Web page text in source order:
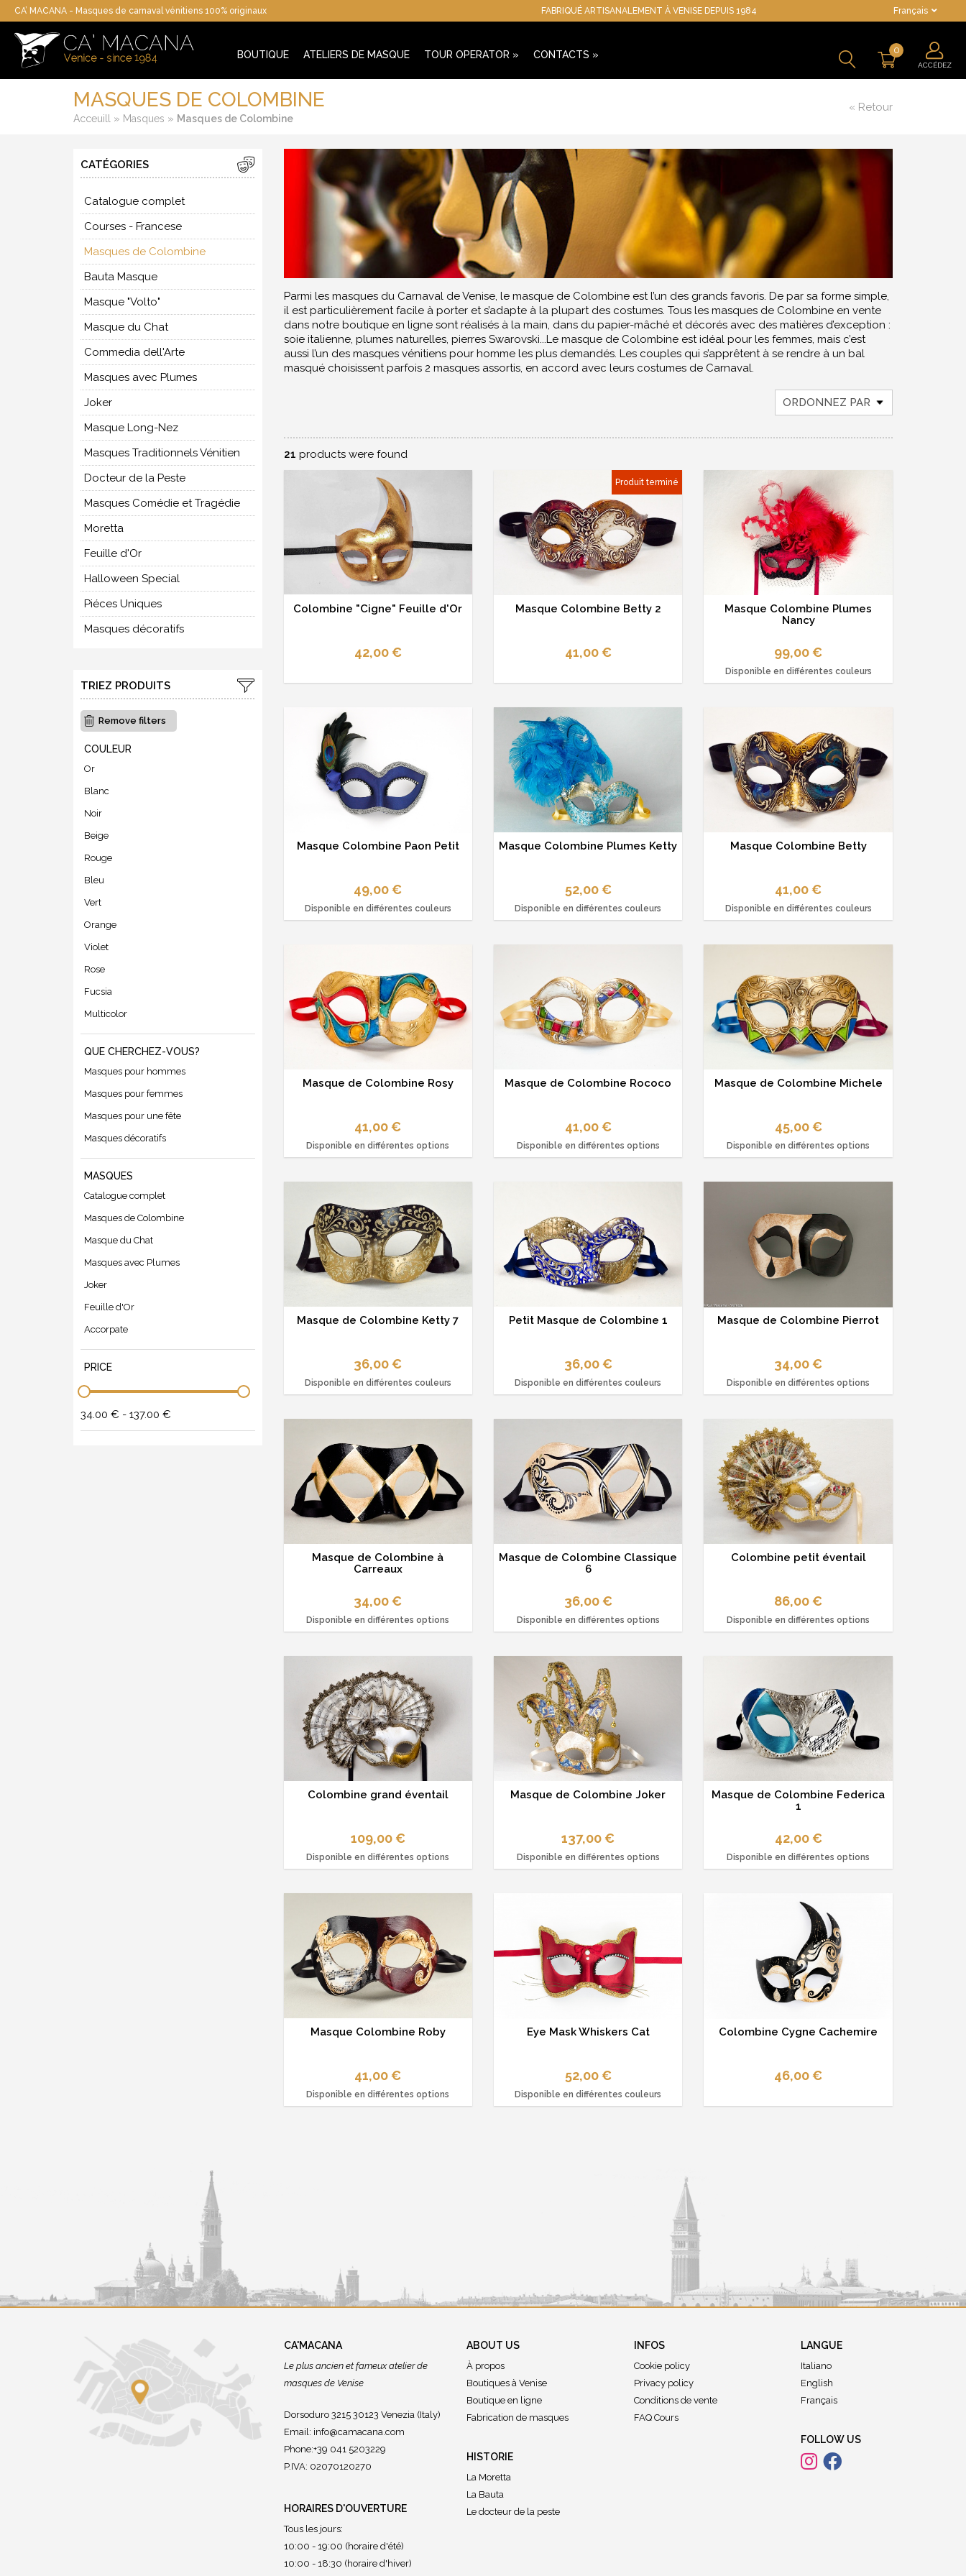
CA’ MACANA - Masques de carnaval vénitiens 100% originaux FABRIQUÉ ARTISANALEMENT À VENISE DEPUIS 1984 Français
BOUTIQUE ATELIERS DE MASQUE TOUR OPERATOR » CONTACTS » 0
ACCÉDEZ
MASQUES DE COLOMBINE
Acceuill » Masques » Masques de Colombine
« Retour
CATÉGORIES
Catalogue complet
Courses - Francese
Masques de Colombine
Bauta Masque
Masque "Volto"
Masque du Chat
Commedia dell'Arte
Masques avec Plumes
Joker
Masque Long-Nez
Masques Traditionnels Vénitien
Docteur de la Peste
Masques Comédie et Tragédie
Moretta
Feuille d'Or
Halloween Special
Piéces Uniques
Masques décoratifs
TRIEZ PRODUITS
Remove filters
COULEUR
Or
Blanc
Noir
Beige
Rouge
Bleu
Vert
Orange
Violet
Rose
Fucsia
Multicolor
QUE CHERCHEZ-VOUS?
Masques pour hommes
Masques pour femmes
Masques pour une fête
Masques décoratifs
MASQUES
Catalogue complet
Masques de Colombine
Masque du Chat
Masques avec Plumes
Joker
Feuille d'Or
Accorpate
PRICE
34.00 € - 137.00 €
Parmi les masques du Carnaval de Venise, le masque de Colombine est l’un des grands favoris. De par sa forme simple,
il est particulièrement facile à porter et s’adapte à la plupart des costumes. Tous les masques de Colombine en vente
dans notre boutique en ligne sont réalisés à la main, dans du papier-mâché et décorés avec des matières d’exception :
soie italienne, plumes naturelles, pierres Swarovski...Le masque de Colombine est idéal pour les femmes, mais c’est
aussi l’un des masques vénitiens pour homme les plus demandés. Les couples qui s’apprêtent à se rendre à un bal
masqué choisissent parfois 2 masques assortis, en accord avec leurs costumes de Carnaval.
ORDONNEZ PAR
21 products were found
Colombine "Cigne" Feuille d'Or
42,00 €
Masque Colombine Betty 2
Produit terminé
41,00 €
Masque Colombine Plumes
Nancy
99,00 €
Disponible en différentes couleurs
Masque Colombine Paon Petit
49,00 €
Disponible en différentes couleurs
Masque Colombine Plumes Ketty
52,00 €
Disponible en différentes couleurs
Masque Colombine Betty
41,00 €
Disponible en différentes couleurs
Masque de Colombine Rosy
41,00 €
Disponible en différentes options
Masque de Colombine Rococo
41,00 €
Disponible en différentes options
Masque de Colombine Michele
45,00 €
Disponible en différentes options
Masque de Colombine Ketty 7
36,00 €
Disponible en différentes couleurs
Petit Masque de Colombine 1
36,00 €
Disponible en différentes couleurs
Masque de Colombine Pierrot
34,00 €
Disponible en différentes options
Masque de Colombine à
Carreaux
34,00 €
Disponible en différentes options
Masque de Colombine Classique
6
36,00 €
Disponible en différentes options
Colombine petit éventail
86,00 €
Disponible en différentes options
Colombine grand éventail
109,00 €
Disponible en différentes options
Masque de Colombine Joker
137,00 €
Disponible en différentes options
Masque de Colombine Federica
1
42,00 €
Disponible en différentes options
Masque Colombine Roby
41,00 €
Disponible en différentes options
Eye Mask Whiskers Cat
52,00 €
Disponible en différentes couleurs
Colombine Cygne Cachemire
46,00 €
CA'MACANA
Le plus ancien et fameux atelier de
masques de Venise
Dorsoduro 3215 30123 Venezia (Italy)
Email: info@camacana.com
Phone:+39 041 5203229
P.IVA: 02070120270
HORAIRES D'OUVERTURE
Tous les jours:
10:00 - 19:00 (horaire d'été)
10:00 - 18:30 (horaire d'hiver)
ABOUT US
À propos
Boutiques à Venise
Boutique en ligne
Fabrication de masques
HISTORIE
La Moretta
La Bauta
Le docteur de la peste
INFOS
Cookie policy
Privacy policy
Conditions de vente
FAQ Cours
LANGUE
Italiano
English
Français
FOLLOW US